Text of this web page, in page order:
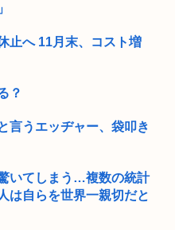
止へ 11月末、コスト増
？
言うエッヂャー、袋叩き
いてしまう…複数の統計
は自らを世界一親切だと